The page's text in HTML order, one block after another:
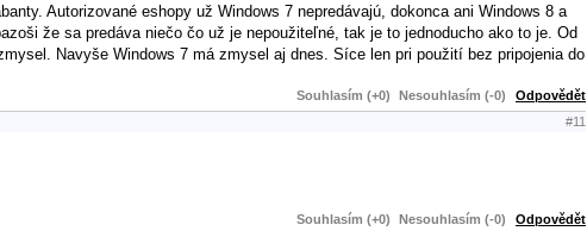
Autorizované eshopy už Windows 7 nepredávajú, dokonca ani Windows 8 a
že sa predáva niečo čo už je nepoužiteľné, tak je to jednoducho ako to je. Od
Navyše Windows 7 má zmysel aj dnes. Síce len pri použití bez pripojenia do
Souhlasím (+0) Nesouhlasím (-0) Odpovědět
#11
Souhlasím (+0) Nesouhlasím (-0) Odpovědět